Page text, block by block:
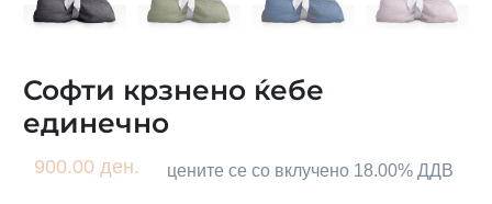
Софти крзнено ќебе
единечно
900.00 ден. цените се со вклучено 18.00% ДДВ